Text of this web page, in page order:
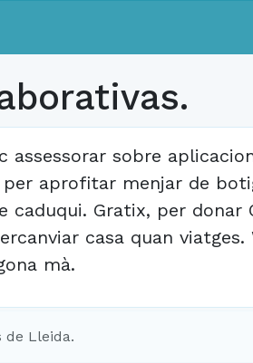
assessorar sobre
per aprofitar menjar de
caduqui. Gratix, per donar
casa quan
mà.
de Lleida.